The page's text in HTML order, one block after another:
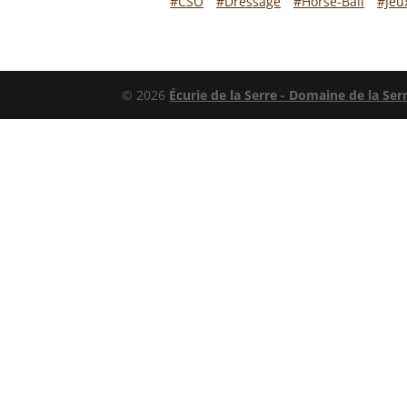
© 2026 Écurie de la Serre - Domaine de la